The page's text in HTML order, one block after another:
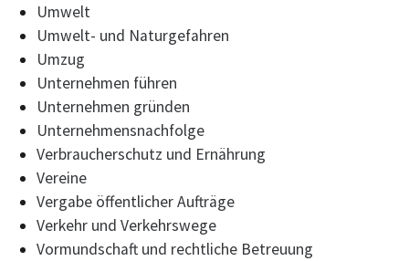
Umwelt
Umwelt- und Naturgefahren
Umzug
Unternehmen führen
Unternehmen gründen
Unternehmensnachfolge
Verbraucherschutz und Ernährung
Vereine
Vergabe öffentlicher Aufträge
Verkehr und Verkehrswege
Vormundschaft und rechtliche Betreuung